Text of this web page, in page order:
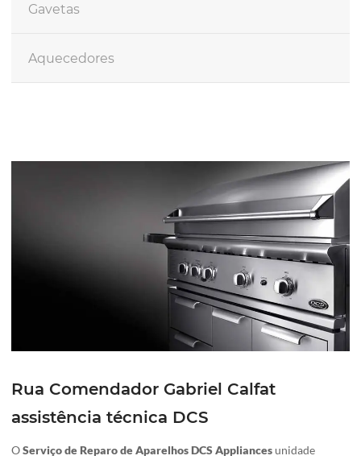
Gavetas
Aquecedores
Rua Comendador Gabriel Calfat
assistência técnica DCS
OServiço de Reparo de Aparelhos DCS Appliances unidade